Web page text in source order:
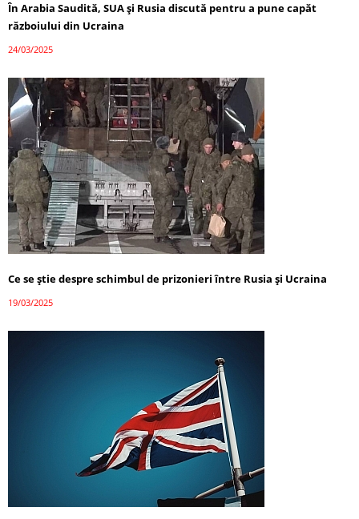
În Arabia Saudită, SUA și Rusia discută pentru a pune capăt
războiului din Ucraina
24/03/2025
Ce se știe despre schimbul de prizonieri între Rusia și Ucraina
19/03/2025